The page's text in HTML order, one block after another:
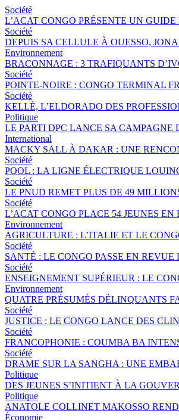
Société
L’ACAT CONGO PRÉSENTE UN
Société
DEPUIS SA CELLULE À OUESSO,
Environnement
BRACONNAGE : 3 TRAFIQUANTS
Société
POINTE-NOIRE : CONGO TERMINAL
Société
KELLÉ, L’ELDORADO DES
Politique
LE PARTI DPC LANCE SA CAMPAGNE
International
MACKY SALL À DAKAR : UNE
Société
POOL : LA LIGNE ÉLECTRIQUE
Société
LE PNUD REMET PLUS DE 49
Société
L’ACAT CONGO PLACE 54 JEUNES
Environnement
AGRICULTURE : L’ITALIE ET LE
Société
SANTÉ : LE CONGO PASSE EN
Société
ENSEIGNEMENT SUPÉRIEUR : LE
Environnement
QUATRE PRÉSUMÉS DÉLINQUANTS
Société
JUSTICE : LE CONGO LANCE DES
Société
FRANCOPHONIE : COUMBA BA
Société
DRAME SUR LA SANGHA : UNE
Politique
DES JEUNES S’INITIENT À LA
Politique
ANATOLE COLLINET MAKOSSO
Économie